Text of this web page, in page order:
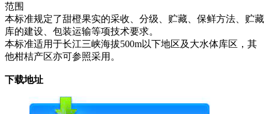
范围
本标准规定了甜橙果实的采收、分级、贮藏、保鲜方法、贮藏
库的建设、包装运输等项技术要求。
本标准适用于长江三峡海拔500m以下地区及大水体库区，其
他柑桔产区亦可参照采用。
下载地址